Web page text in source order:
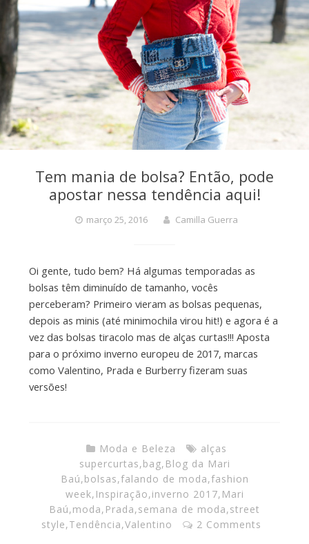
Tem mania de bolsa? Então, pode
apostar nessa tendência aqui!
março 25, 2016 Camilla Guerra
Oi gente, tudo bem? Há algumas temporadas as
bolsas têm diminuído de tamanho, vocês
perceberam? Primeiro vieram as bolsas pequenas,
depois as minis (até minimochila virou hit!) e agora é a
vez das bolsas tiracolo mas de alças curtas!!! Aposta
para o próximo inverno europeu de 2017, marcas
como Valentino, Prada e Burberry fizeram suas
versões!
Moda e Beleza
alças
supercurtas,bag, Blog da Mari
Baú,bolsas,falando de moda,fashion
week, Inspiração,inverno 2017, Mari
Baú,moda, Prada,semana de moda,street
style,Tendência,Valentino 2 Comments